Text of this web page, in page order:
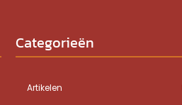
Categorieën
Artikelen